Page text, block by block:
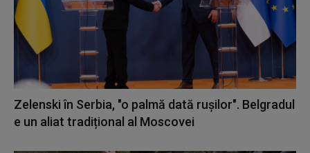
Zelenski în Serbia, "o palmă dată rușilor". Belgradul
e un aliat tradițional al Moscovei